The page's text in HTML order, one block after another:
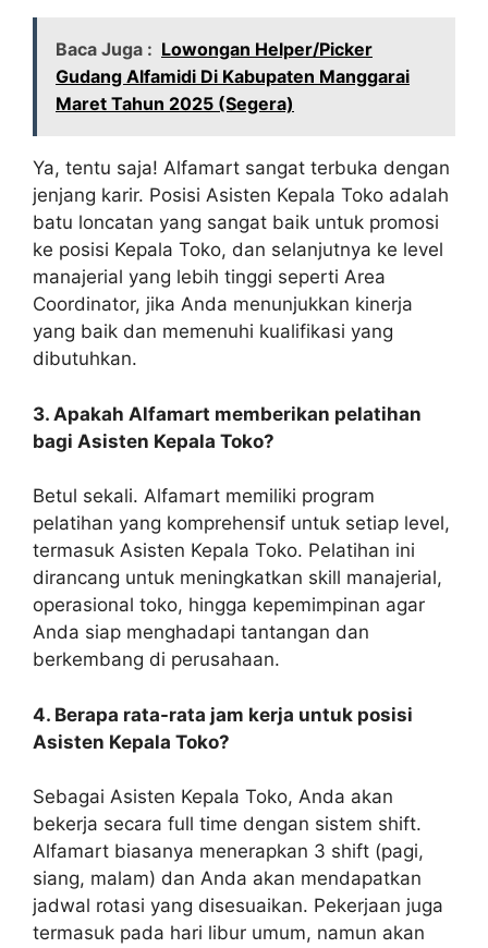
Baca Juga : Lowongan Helper/Picker
Gudang Alfamidi Di Kabupaten Manggarai
Maret Tahun 2025 (Segera)
Ya, tentu saja! Alfamart sangat terbuka dengan
jenjang karir. Posisi Asisten Kepala Toko adalah
batu loncatan yang sangat baik untuk promosi
ke posisi Kepala Toko, dan selanjutnya ke level
manajerial yang lebih tinggi seperti Area
Coordinator, jika Anda menunjukkan kinerja
yang baik dan memenuhi kualifikasi yang
dibutuhkan.
3. Apakah Alfamart memberikan pelatihan
bagi Asisten Kepala Toko?
Betul sekali. Alfamart memiliki program
pelatihan yang komprehensif untuk setiap level,
termasuk Asisten Kepala Toko. Pelatihan ini
dirancang untuk meningkatkan skill manajerial,
operasional toko, hingga kepemimpinan agar
Anda siap menghadapi tantangan dan
berkembang di perusahaan.
4. Berapa rata-rata jam kerja untuk posisi
Asisten Kepala Toko?
Sebagai Asisten Kepala Toko, Anda akan
bekerja secara full time dengan sistem shift.
Alfamart biasanya menerapkan 3 shift (pagi,
siang, malam) dan Anda akan mendapatkan
jadwal rotasi yang disesuaikan. Pekerjaan juga
termasuk pada hari libur umum, namun akan